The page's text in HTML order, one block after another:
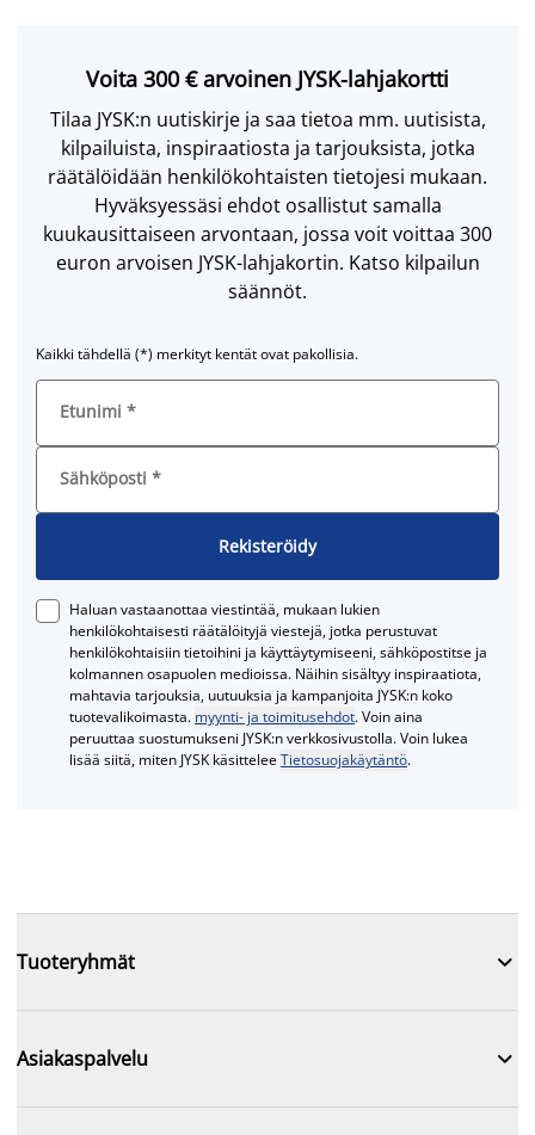
Voita 300 € arvoinen JYSK-lahjakortti
Tilaa JYSK:n uutiskirje ja saa tietoa mm. uutisista,
kilpailuista, inspiraatiosta ja tarjouksista, jotka
räätälöidään henkilökohtaisten tietojesi mukaan.
Hyväksyessäsi ehdot osallistut samalla
kuukausittaiseen arvontaan, jossa voit voittaa 300
euron arvoisen JYSK-lahjakortin. Katso kilpailun
säännöt.
Kaikki tähdellä (*) merkityt kentät ovat pakollisia.
Etunimi *
Sähköposti *
Rekisteröidy
Haluan vastaanottaa viestintää, mukaan lukien
henkilökohtaisesti räätälöityjä viestejä, jotka perustuvat
henkilökohtaisiin tietoihini ja käyttäytymiseeni, sähköpostitse ja
kolmannen osapuolen medioissa. Näihin sisältyy inspiraatiota,
mahtavia tarjouksia, uutuuksia ja kampanjoita JYSK:n koko
tuotevalikoimasta. myynti- ja toimitusehdot. Voin aina
peruuttaa suostumukseni JYSK:n verkkosivustolla. Voin lukea
lisää siitä, miten JYSK käsitteleeTietosuojakäytäntö.
Tuoteryhmät 
Asiakaspalvelu 